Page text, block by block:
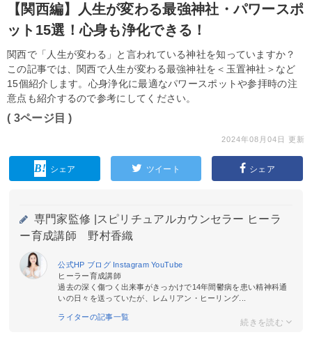
【関西編】人生が変わる最強神社・パワースポ
ット15選！心身も浄化できる！
関西で「人生が変わる」と言われている神社を知っていますか？
この記事では、関西で人生が変わる最強神社を＜玉置神社＞など
15個紹介します。心身浄化に最適なパワースポットや参拝時の注
意点も紹介するので参考にしてください。
( 3ページ目 )
2024年08月04日 更新
シェア ツイート シェア
専門家監修 |
スピリチュアルカウンセラー ヒーラ
ー育成講師 野村香織
公式HP ブログ InstagramYouTube
ヒーラー育成講師
過去の深く傷つく出来事がきっかけで14年間鬱病を患い精神科通
いの日々を送っていたが、レムリアン・ヒーリング...
ライターの記事一覧